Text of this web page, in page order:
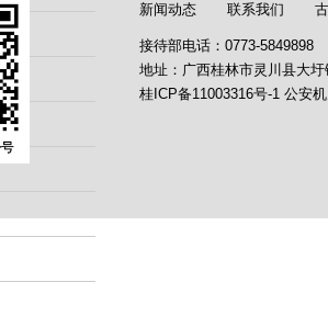
新闻动态 联系我们
接待部电话：0773-5849898
地址：广西桂林市灵川县大圩
桂ICP备11003316号-1 公安